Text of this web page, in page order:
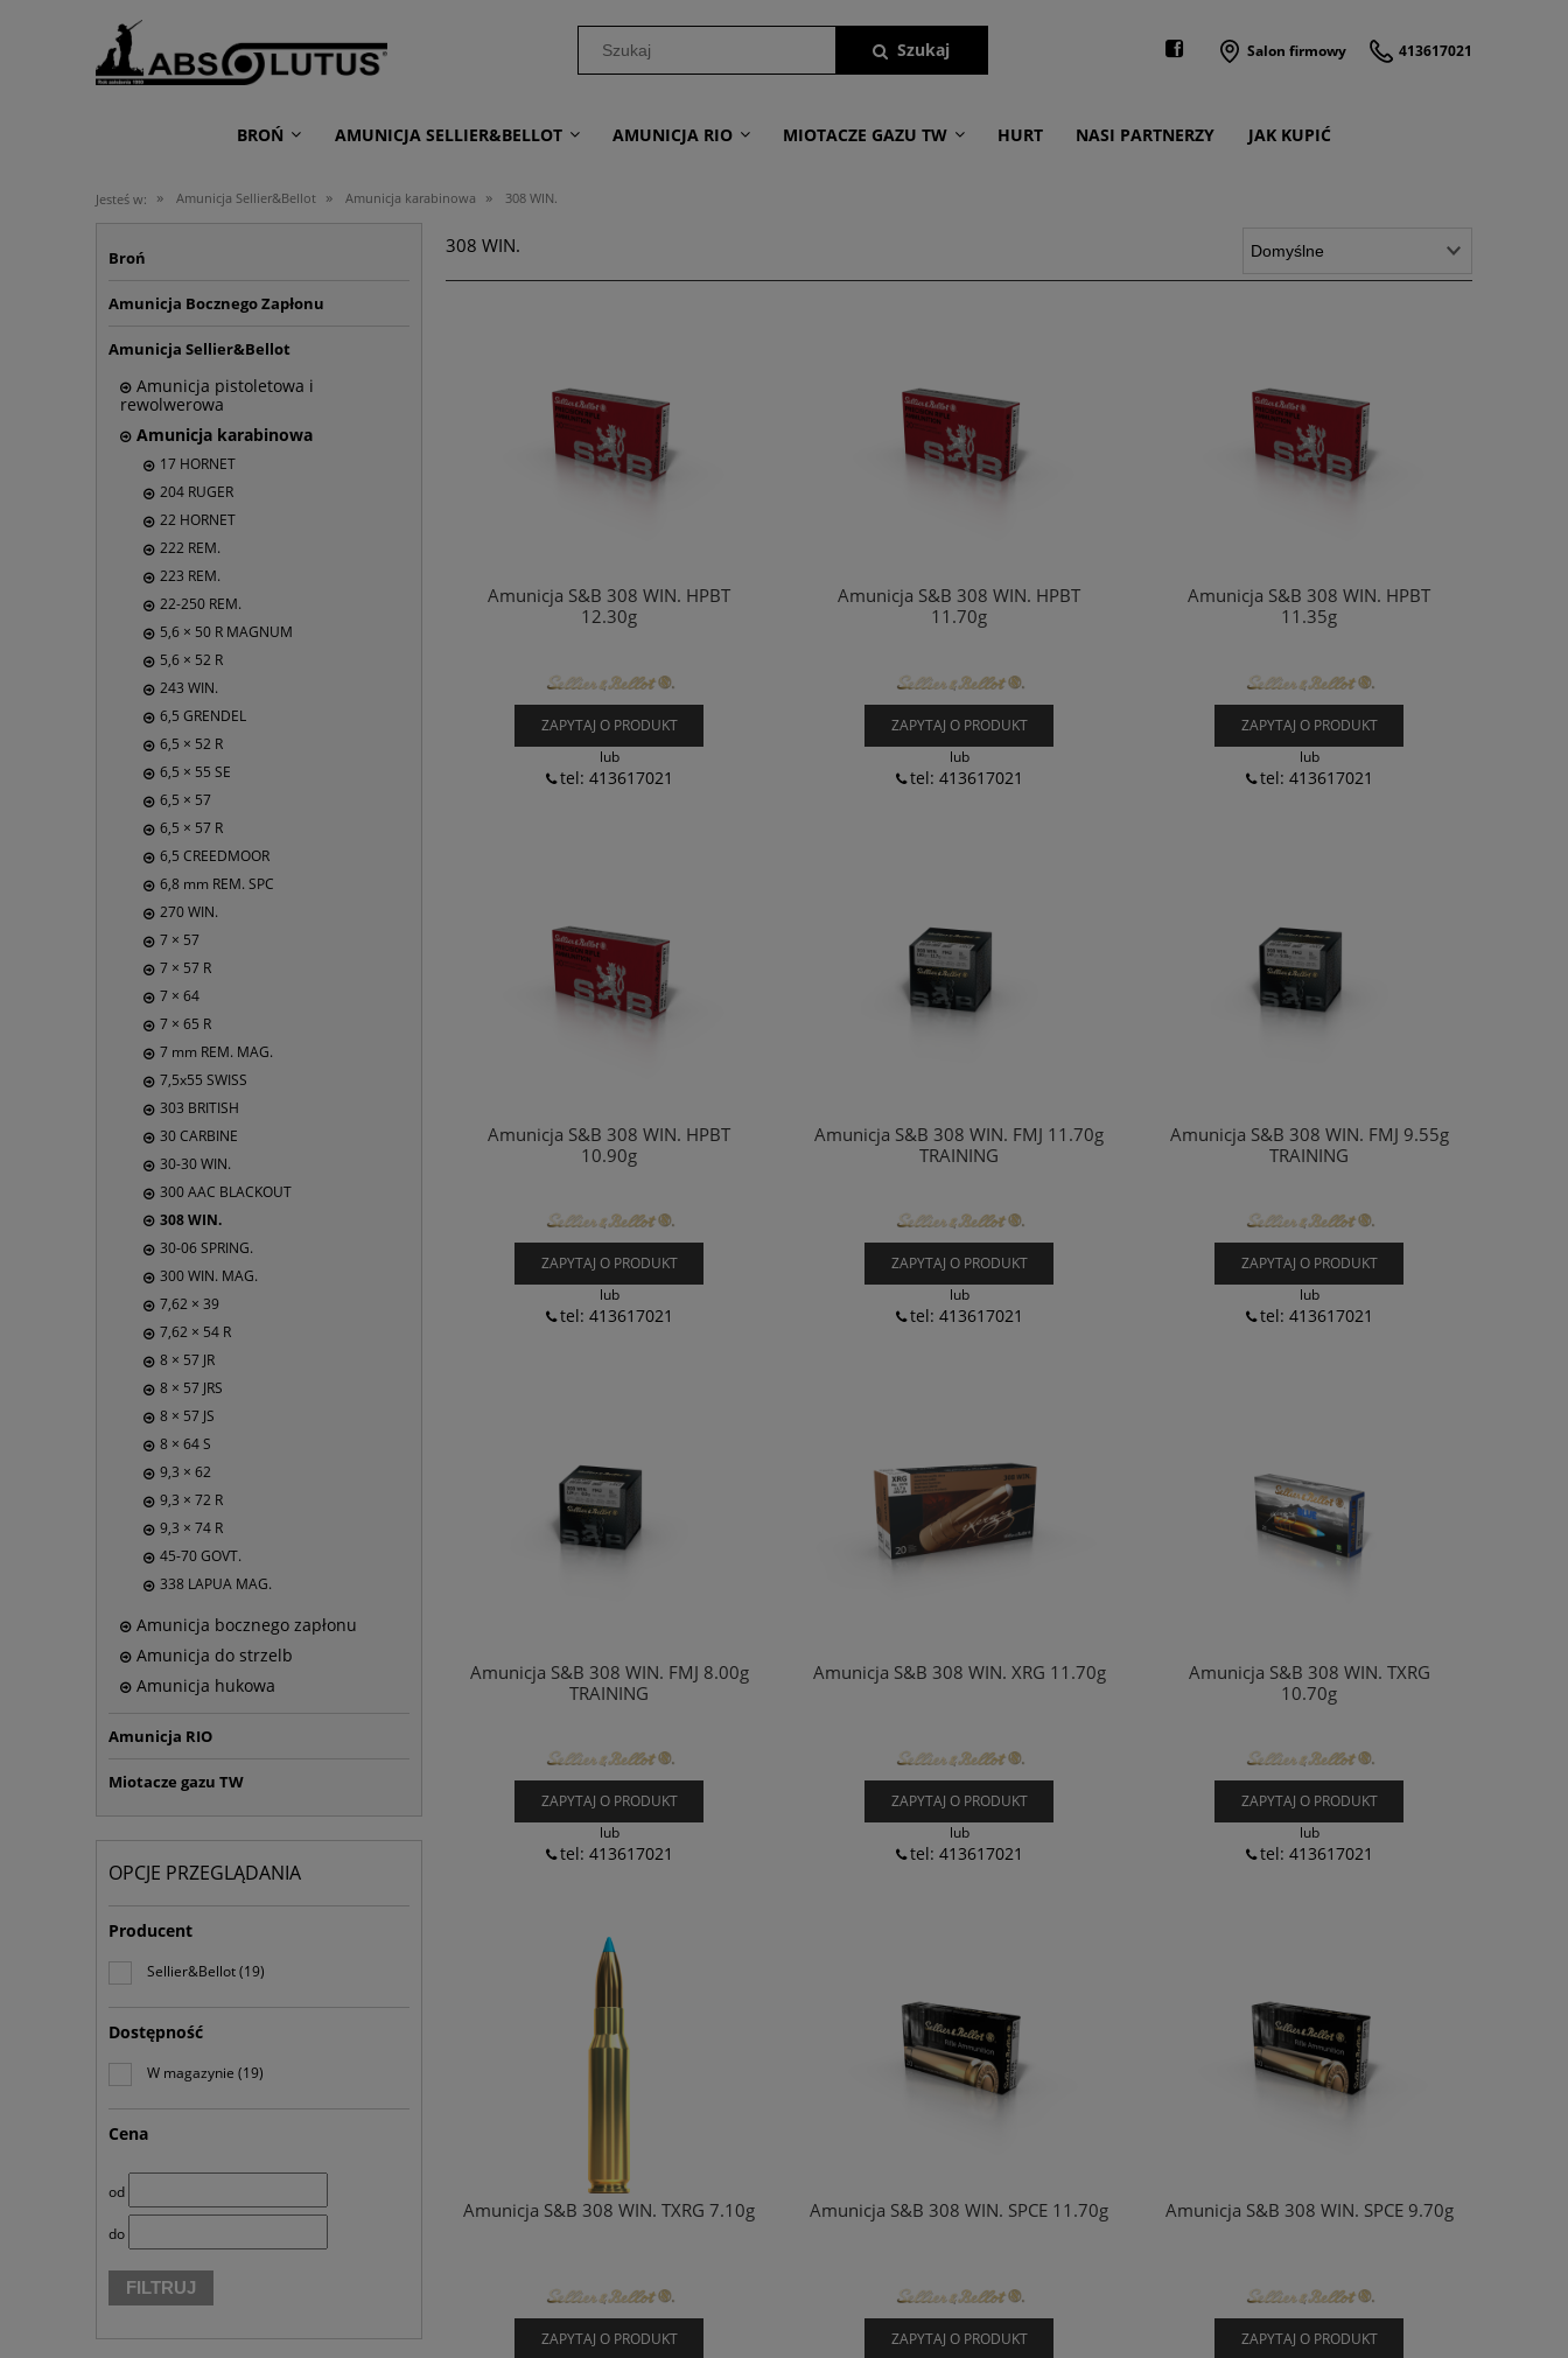
Salon firmowy 413617021
BROŃ AMUNICJA SELLIER&BELLOT AMUNICJA RIO MIOTACZE GAZU TW HURT NASI PARTNERZY JAK KUPIĆ
Jesteś w: » Amunicja Sellier&Bellot » Amunicja karabinowa » 308 WIN.
Broń
Amunicja Bocznego Zapłonu
Amunicja Sellier&Bellot
Amunicja pistoletowa i
rewolwerowa
Amunicja karabinowa
17 HORNET
204 RUGER
22 HORNET
222 REM.
223 REM.
22-250 REM.
5,6 × 50 R MAGNUM
5,6 × 52 R
243 WIN.
6,5 GRENDEL
6,5 × 52 R
6,5 × 55 SE
6,5 × 57
6,5 × 57 R
6,5 CREEDMOOR
6,8 mm REM. SPC
270 WIN.
7 × 57
7 × 57 R
7 × 64
7 × 65 R
7 mm REM. MAG.
7,5x55 SWISS
303 BRITISH
30 CARBINE
30-30 WIN.
300 AAC BLACKOUT
308 WIN.
30-06 SPRING.
300 WIN. MAG.
7,62 × 39
7,62 × 54 R
8 × 57 JR
8 × 57 JRS
8 × 57 JS
8 × 64 S
9,3 × 62
9,3 × 72 R
9,3 × 74 R
45-70 GOVT.
338 LAPUA MAG.
Amunicja bocznego zapłonu
Amunicja do strzelb
Amunicja hukowa
Amunicja RIO
Miotacze gazu TW
OPCJE PRZEGLĄDANIA
Producent
Sellier&Bellot(19)
Dostępność
W magazynie (19)
Cena
od
do
FILTRUJ
308 WIN.
Amunicja S&B 308 WIN. HPBT
12.30g
ZAPYTAJ O PRODUKT
lub
tel: 413617021
Amunicja S&B 308 WIN. HPBT
11.70g
ZAPYTAJ O PRODUKT
lub
tel: 413617021
Amunicja S&B 308 WIN. HPBT
11.35g
ZAPYTAJ O PRODUKT
lub
tel: 413617021
Amunicja S&B 308 WIN. HPBT
10.90g
ZAPYTAJ O PRODUKT
lub
tel: 413617021
Amunicja S&B 308 WIN. FMJ 11.70g
TRAINING
ZAPYTAJ O PRODUKT
lub
tel: 413617021
Amunicja S&B 308 WIN. FMJ 9.55g
TRAINING
ZAPYTAJ O PRODUKT
lub
tel: 413617021
Amunicja S&B 308 WIN. FMJ 8.00g
TRAINING
ZAPYTAJ O PRODUKT
lub
tel: 413617021
Amunicja S&B 308 WIN. XRG 11.70g
ZAPYTAJ O PRODUKT
lub
tel: 413617021
Amunicja S&B 308 WIN. TXRG
10.70g
ZAPYTAJ O PRODUKT
lub
tel: 413617021
Amunicja S&B 308 WIN. TXRG 7.10g
ZAPYTAJ O PRODUKT
Amunicja S&B 308 WIN. SPCE 11.70g
ZAPYTAJ O PRODUKT
Amunicja S&B 308 WIN. SPCE 9.70g
ZAPYTAJ O PRODUKT